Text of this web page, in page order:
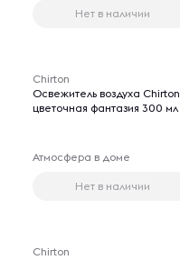
Нет в наличии
Chirton
Освежитель воздуха Chirton
цветочная фантазия 300 мл
Атмосфера в доме
Нет в наличии
Chirton